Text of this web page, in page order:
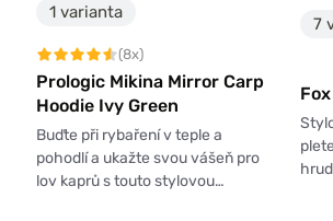
1 varianta
(8x)
Prologic Mikina Mirror Carp
Hoodie Ivy Green
Buďte při rybaření v teple a
pohodlí a ukažte svou vášeň pro
lov kaprů s touto stylovou…
7